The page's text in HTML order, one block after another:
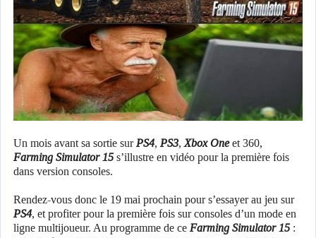
Un mois avant sa sortie surPS4, PS3, Xbox Oneet 360,
Farming Simulator 15s’illustre en vidéo pour la première fois
dans version consoles.
Rendez-vous donc le 19 mai prochain pour s’essayer au jeu sur
PS4, et profiter pour la première fois sur consoles d’un mode en
ligne multijoueur. Au programme de ce Farming Simulator 15: